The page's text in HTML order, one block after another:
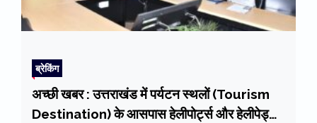
ब्रेकिंग
अच्छी खबर : उत्तराखंड में पर्यटन स्थलों (Tourism
Destination) के आसपास हेलीपोर्ट्स और हेलीपेड्स